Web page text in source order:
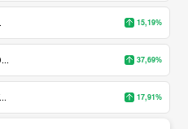
15,19%
37,69%
17,91%